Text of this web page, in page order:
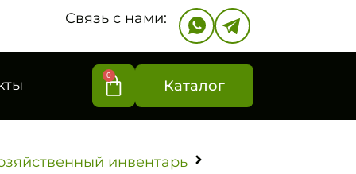
Связь с нами:
0
Каталог
инвентарь